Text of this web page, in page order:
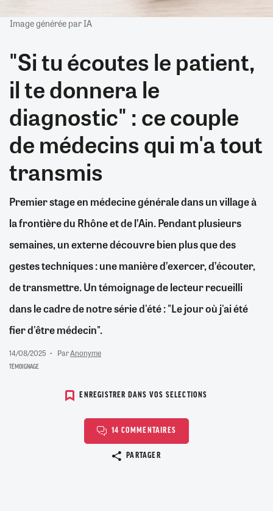
Image générée par IA
"Si tu écoutes le patient,
il te donnera le
diagnostic" : ce couple
de médecins qui m'a tout
transmis
Premier stage en médecine générale dans un village à
la frontière du Rhône et de l’Ain. Pendant plusieurs
semaines, un externe découvre bien plus que des
gestes techniques : une manière d’exercer, d’écouter,
de transmettre. Un témoignage de lecteur recueilli
dans le cadre de notre série d'été : "Le jour où j'ai été
fier d'être médecin".
14/08/2025 ParAnonyme
TÉMOIGNAGE
ENREGISTRER DANS VOS SELECTIONS
14 COMMENTAIRES
PARTAGER